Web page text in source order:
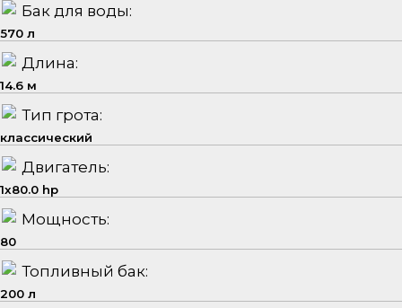
Бак для воды:
570 л
Длина:
14.6 м
Тип грота:
классический
Двигатель:
1x80.0 hp
Мощность:
80
Топливный бак:
200 л